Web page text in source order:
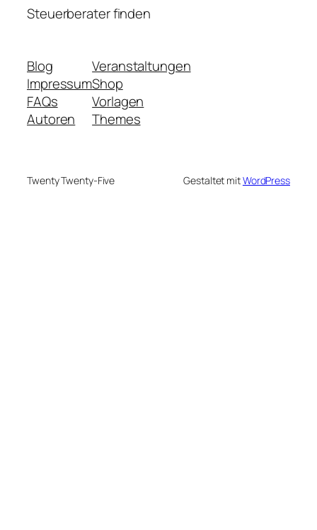
Steuerberater finden
Blog
Impressum
FAQs
Autoren
Veranstaltungen
Shop
Vorlagen
Themes
Twenty Twenty-Five Gestaltet mitWordPress